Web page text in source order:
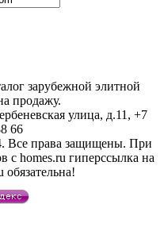
зарубежной элитной
продажу.
улица, д.11, +7
66
Все права защищены. При
с homes.ru гиперссылка на